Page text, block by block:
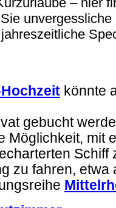
könnte
gebucht
Möglichkeit, mit
Schiff
zu fahren, etwa